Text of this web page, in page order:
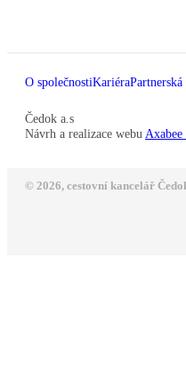
O společnostiKariéraPartnerská
Čedok a.s
Návrh a realizace webu Axabee
© 2026, cestovní kancelář